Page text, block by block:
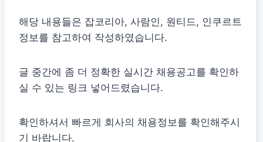
해당 내용들은 잡코리아, 사람인, 원티드, 인쿠르트
정보를 참고하여 작성하였습니다.
글 중간에 좀 더 정확한 실시간 채용공고를 확인하
실 수 있는 링크 넣어드렸습니다.
확인하셔서 빠르게 회사의 채용정보를 확인해주시
기 바랍니다.